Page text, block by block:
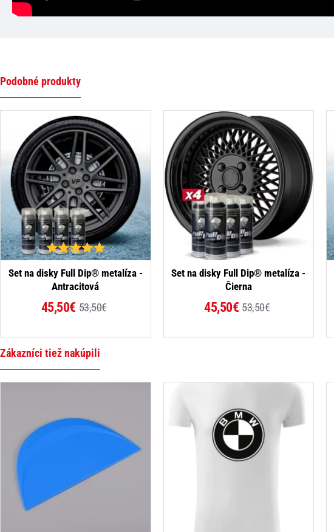
Podobné produkty
-15%
Set na disky Full Dip® metalíza -
Antracitová
45,50€ 53,50€
-15%
Set na disky Full Dip® metalíza -
Čierna
45,50€ 53,50€
Zákazníci tiež nakúpili